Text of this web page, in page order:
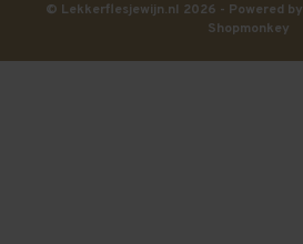
© Lekkerflesjewijn.nl 2026 - Powered by
Shopmonkey